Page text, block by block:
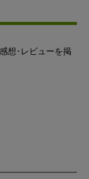
想･レビューを掲